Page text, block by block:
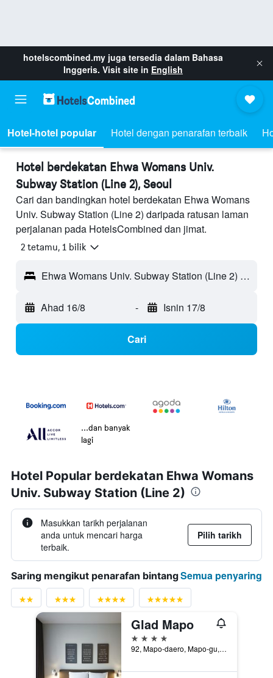
hotelscombined.my juga tersedia dalam Bahasa
Inggeris. Visit site in English
Hotel-hotel popular Hotel dengan penarafan terbaik
Hotel berdekatan Ehwa Womans Univ.
Subway Station (Line 2), Seoul
Cari dan bandingkan hotel berdekatan Ehwa Womans
Univ. Subway Station (Line 2) daripada ratusan laman
perjalanan pada HotelsCombined dan jimat.
2 tetamu, 1 bilik
Ehwa Womans Univ. Subway Station (Line 2) - Seoul, Korea Selatan
Ahad 16/8 - Isnin 17/8
Cari
...dan banyak
lagi
Hotel Popular berdekatan Ehwa Womans
Univ. Subway Station (Line 2)
Masukkan tarikh perjalanan
anda untuk mencari harga
terbaik.
Pilih tarikh
Saring mengikut penarafan bintangSemua penyaring
Glad Mapo
4 bintang
92, Mapo-daero, Mapo-gu, Seoul, Korea Selatan